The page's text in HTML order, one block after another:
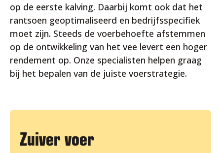
op de eerste kalving. Daarbij komt ook dat het
rantsoen geoptimaliseerd en bedrijfsspecifiek
moet zijn. Steeds de voerbehoefte afstemmen
op de ontwikkeling van het vee levert een hoger
rendement op. Onze specialisten helpen graag
bij het bepalen van de juiste voerstrategie.
Zuiver voer